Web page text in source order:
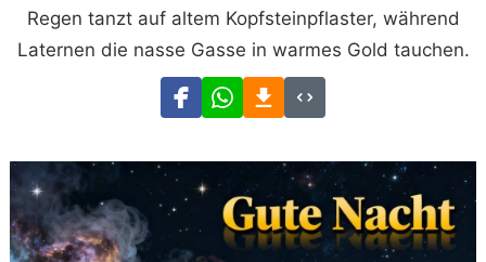
Regen tanzt auf altem Kopfsteinpflaster, während
Laternen die nasse Gasse in warmes Gold tauchen.